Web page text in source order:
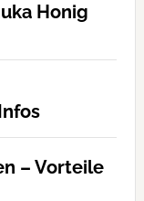
Honig
– Vorteile